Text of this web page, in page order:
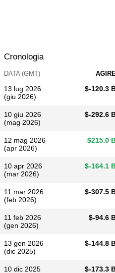
Cronologia
DATA (GMT)
13 lug 2026
(giu 2026)
$​-120.3
10 giu 2026
(mag 2026)
$​-292.6
12 mag 2026
(apr 2026)
$​215.0
10 apr 2026
(mar 2026)
$​-164.1
11 mar 2026
(feb 2026)
$​-307.5
11 feb 2026
(gen 2026)
$​-94.6
13 gen 2026
(dic 2025)
$​-144.8
10 dic 2025 $​-173.3